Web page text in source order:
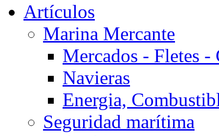
Artículos
Marina Mercante
Mercados - Fletes -
Navieras
Energia,
Seguridad marítima